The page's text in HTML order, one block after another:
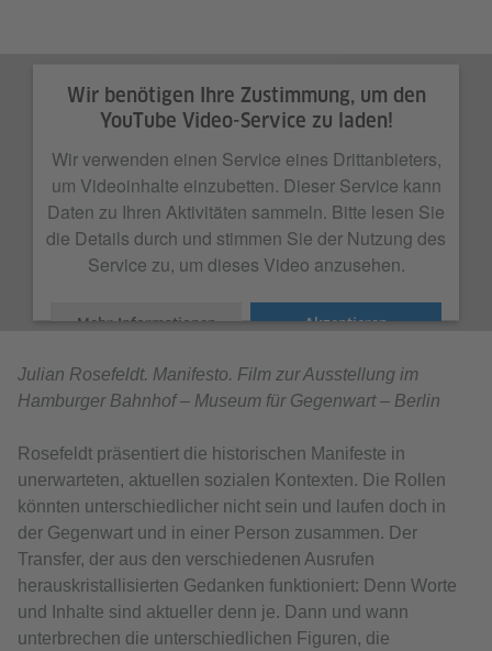
Wir benötigen Ihre Zustimmung, um den
YouTube Video-Service zu laden!
Wir verwenden einen Service eines Drittanbieters,
um Videoinhalte einzubetten. Dieser Service kann
Daten zu Ihren Aktivitäten sammeln. Bitte lesen Sie
die Details durch und stimmen Sie der Nutzung des
Service zu, um dieses Video anzusehen.
Mehr Informationen Akzeptieren
Julian Rosefeldt. Manifesto. Film zur Ausstellung im
Hamburger Bahnhof – Museum für Gegenwart – Berlin
Rosefeldt präsentiert die historischen Manifeste in
unerwarteten, aktuellen sozialen Kontexten. Die Rollen
könnten unterschiedlicher nicht sein und laufen doch in
der Gegenwart und in einer Person zusammen. Der
Transfer, der aus den verschiedenen Ausrufen
herauskristallisierten Gedanken funktioniert: Denn Worte
und Inhalte sind aktueller denn je. Dann und wann
unterbrechen die unterschiedlichen Figuren, die